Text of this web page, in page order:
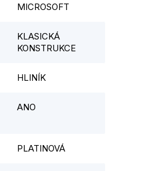
MICROSOFT
KLASICKÁ
KONSTRUKCE
HLINÍK
ANO
PLATINOVÁ